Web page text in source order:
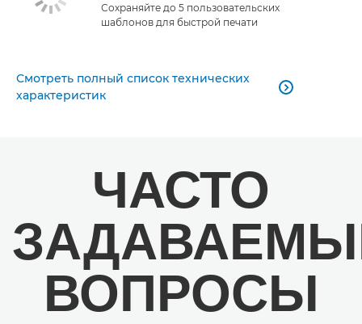
Сохраняйте до 5 пользовательских
шаблонов для быстрой печати
Смотреть полный список технических
характеристик

ЧАСТО
ВОПРОСЫ